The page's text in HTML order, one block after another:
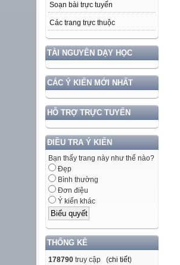
Soạn bài trực tuyến
Các trang trực thuộc
TÀI NGUYÊN DẠY HỌC
CÁC Ý KIẾN MỚI NHẤT
HỖ TRỢ TRỰC TUYẾN
ĐIỀU TRA Ý KIẾN
Bạn thấy trang này như thế nào?
Đẹp
Bình thường
Đơn điệu
Ý kiến khác
THỐNG KÊ
178790 truy cập (chi tiết)